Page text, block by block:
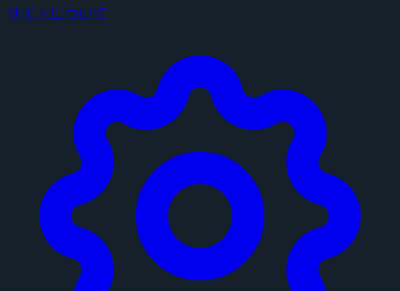
サイトについて